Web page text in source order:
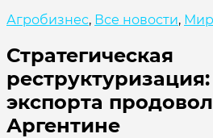
Агробизнес, Все новости, Мир
Стратегическая
экспорта
Аргентине